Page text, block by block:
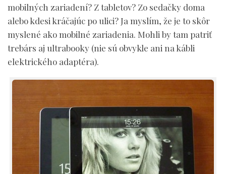
mobilných zariadení? Z tabletov? Zo sedačky doma
alebo kdesi kráčajúc po ulici? Ja myslím, že je to skôr
myslené ako mobilné zariadenia. Mohli by tam patriť
trebárs aj ultrabooky (nie sú obvykle ani na kábli
elektrického adaptéra).